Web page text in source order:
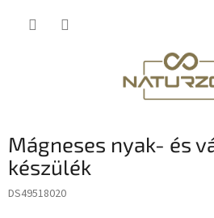
Mágneses nyak- és
készülék
DS49518020